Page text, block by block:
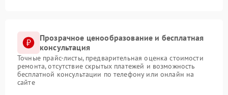
Прозрачное ценообразование и бесплатная
консультация
Точные прайс-листы, предварительная оценка стоимости
ремонта, отсутствие скрытых платежей и возможность
бесплатной консультации по телефону или онлайн на
сайте